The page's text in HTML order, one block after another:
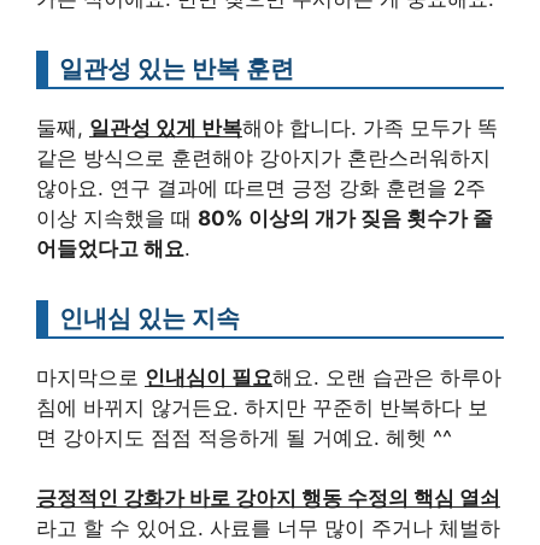
일관성 있는 반복 훈련
둘째, 일관성 있게 반복해야 합니다. 가족 모두가 똑
같은 방식으로 훈련해야 강아지가 혼란스러워하지
않아요. 연구 결과에 따르면 긍정 강화 훈련을 2주
이상 지속했을 때 80% 이상의 개가 짖음 횟수가 줄
어들었다고 해요.
인내심 있는 지속
마지막으로 인내심이 필요해요. 오랜 습관은 하루아
침에 바뀌지 않거든요. 하지만 꾸준히 반복하다 보
면 강아지도 점점 적응하게 될 거예요. 헤헷 ^^
긍정적인 강화가 바로 강아지 행동 수정의 핵심 열쇠
라고 할 수 있어요. 사료를 너무 많이 주거나 체벌하